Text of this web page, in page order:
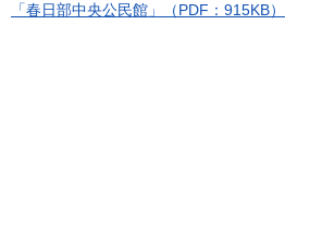
「春日部中央公民館」（PDF：915KB）